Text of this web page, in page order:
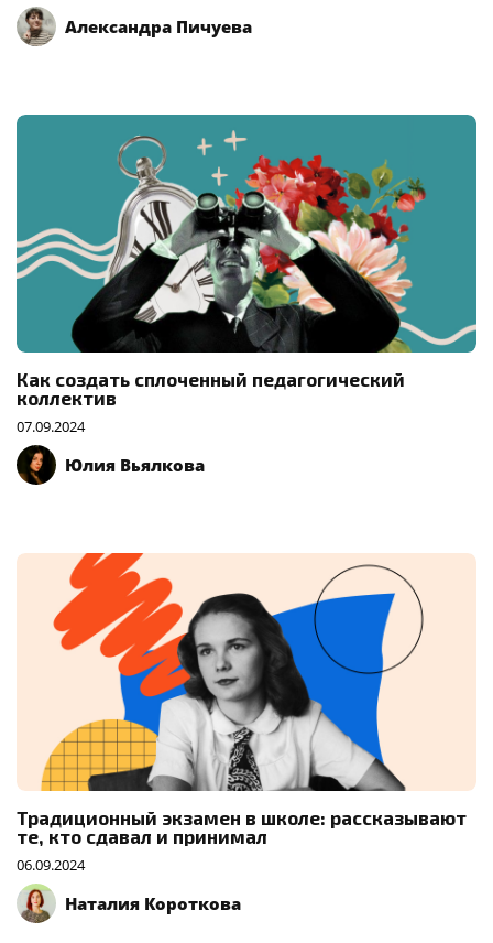
Александра Пичуева
Как создать сплоченный педагогический
коллектив
07.09.2024
Юлия Вьялкова
Традиционный экзамен в школе: рассказывают
те, кто сдавал и принимал
06.09.2024
Наталия Короткова